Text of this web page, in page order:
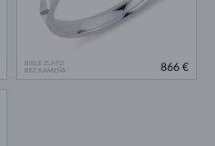
BIELE ZLATO
BEZ KAMEŇA
866 €